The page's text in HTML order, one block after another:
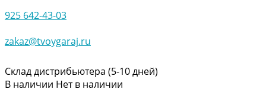
925 642-43-03
zakaz@tvoygaraj.ru
Склад дистрибьютера (5-10 дней)
В наличии Нет в наличии